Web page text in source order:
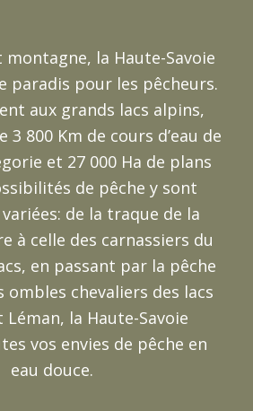
la Haute-Savoie
paradis pour les pêcheurs.
aux grands lacs alpins,
800 Km de cours d’eau de
et 27 000 Ha de plans
de pêche y sont
de la traque de la
à celle des carnassiers du
en passant par la pêche
ombles chevaliers des lacs
Léman, la Haute-Savoie
vos envies de pêche en
eau douce.